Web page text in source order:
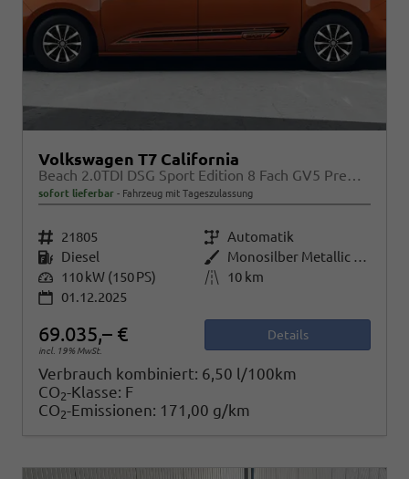
Volkswagen T7 California
Beach 2.0TDI DSG Sport Edition 8 Fach GV5 Premium+
sofort lieferbar Fahrzeug mit Tageszulassung
Fahrzeugnr. 21805 Getriebe Automatik
Kraftstoff Diesel Außenfarbe
Monosilber Metallic / Energetic Orange Metallic
Leistung 110 kW (150 PS) Kilometerstand
10 km
01.12.2025
69.035,– €
incl. 19% MwSt.
Details
Verbrauch kombiniert: 6,50 l/100km
CO2-Klasse: F
CO2-Emissionen: 171,00 g/km